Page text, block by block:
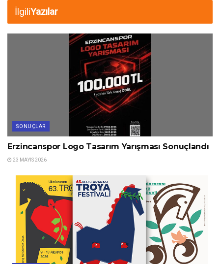
İlgiliYazılar
SONUÇLAR
Erzincanspor Logo Tasarım Yarışması Sonuçlandı
23 MAYIS 2026